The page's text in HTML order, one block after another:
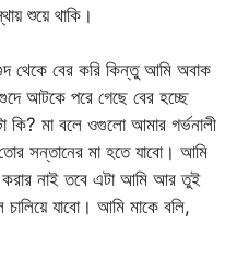
শুয়ে থাকি।
থেকে বের করি কিন্তু আমি অবাক
আটকে পরে গেছে বের হচ্ছে
কি? মা বলে ওগুলো আমার গর্ভনালী
সন্তানের মা হতে যাবো। আমি
নাই তবে এটা আমি আর তুই
চালিয়ে যাবো। আমি মাকে বলি,